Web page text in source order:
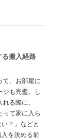
る搬入経路
て、お部屋に
ジも完璧。し
る際に、
って家に入ら
？」などと
を決める前